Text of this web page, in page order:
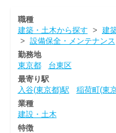
職種
建築・土木から探す > 建
> 設備保全・メンテナンス
勤務地
東京都
台東区
最寄り駅
入谷(東京都)駅
稲荷町(東
業種
建設・土木
特徴